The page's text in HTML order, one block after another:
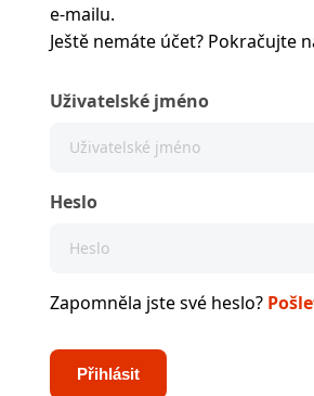
e-mailu.
Ještě nemáte účet? Pokračujte
Uživatelské jméno
Heslo
Zapomněla jste své heslo?